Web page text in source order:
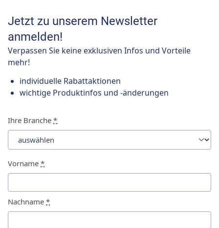
Jetzt zu unserem Newsletter
anmelden!
Verpassen Sie keine exklusiven Infos und Vorteile
mehr!
individuelle Rabattaktionen
wichtige Produktinfos und -änderungen
Ihre Branche *
Vorname *
Nachname *